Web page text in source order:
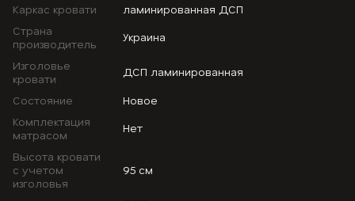
Каркас кровати
ламинированная ДСП
Страна
производитель
Украина
Изголовье
кровати
ДСП ламинированная
Состояние
Новое
Комплектация
матрасом
Нет
Высота кровати
с учетом
изголовья
95 см